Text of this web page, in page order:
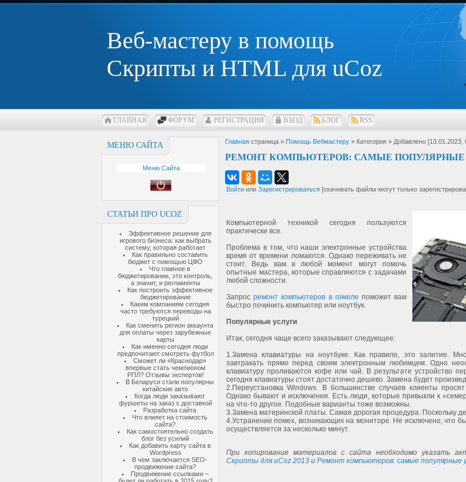
Веб-мастеру в помощь
Скрипты и HTML для uCoz
ГЛАВНАЯ ФОРУМ РЕГИСТРАЦИЯ ВХОД БЛОГ RSS
МЕНЮ САЙТА
Меню Сайта
СТАТЬИ ПРО UCOZ
Эффективное решение для
игрового бизнеса: как выбрать
систему, которая работает
Как правильно составить
бюджет с помощью ЦФО
Что главное в
бюджетировании, это контроль,
а значит, и регламенты
Как построить эффективное
бюджетирование
Каким компаниям сегодня
часто требуются переводы на
турецкий
Как сменить регион аккаунта
для оплаты через зарубежные
карты
Как именно сегодня люди
предпочитают смотреть футбол
Сможет ли «Краснодар»
впервые стать чемпионом
РПЛ? Отзывы экспертов!
В Беларуси стали популярны
китайские авто
Когда люди заказывают
фуршеты на заказ с доставкой
Разработка сайта
Что влияет на стоимость
сайта?
Как самостоятельно создать
блог без усилий
Как добавить карту сайта в
Wordpress
В чем заключается SEO-
продвижение сайта?
Продвижение ссылками –
Главная страница » Помощь Вебмастеру » Категория » Добавлено [13.01.2023,
РЕМОНТ КОМПЬЮТЕРОВ: САМЫЕ ПОПУЛЯРНЫЕ
Войти или Зарегистрироваться [скачивать файлы могут только
Компьютерной техникой сегодня пользуются
практически все.
Проблема в том, что наши электронные устройства
время от времени ломаются. Однако переживать не
стоит. Ведь вам в любой момент могут помочь
опытные мастера, которые справляются с задачами
любой сложности.
Запросремонт компьютеров в гомеле поможет вам
быстро починить компьютер или ноутбук.
Популярные услуги
Итак, сегодня чаще всего заказывают следующее:
1.Замена клавиатуры на ноутбуке. Как правило, это залитие.
завтракать прямо перед своим электронным любимцем. Одно
клавиатуру проливаются кофе или чай. В результате устройство
сегодня клавиатуры стоят достаточно дешево. Замена будет
2.Переустановка Windows. В большинстве случаев клиенты
Однако бывают и исключения. Есть люди, которые привыкли к
на что-то другое. Подобные варианты тоже возможны.
3.Замена материнской платы. Самая дорогая процедура. Поскольку
4.Устранение помех, возникающих на мониторе. Не исключено, что
осуществляется за несколько минут.
При копирование материалов с сайта необходимо указать
Скрипты для uCoz 2013 и Ремонт компьютеров: самые популярные